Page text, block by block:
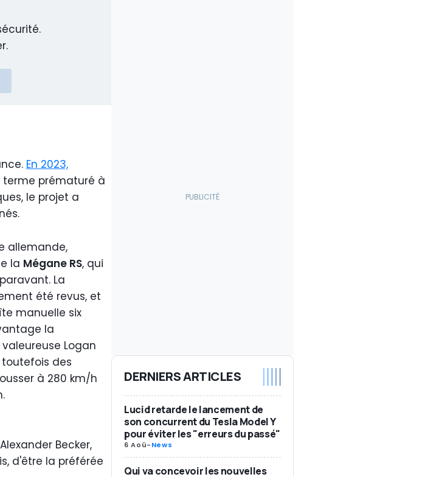
En 2023,
prématuré à
le projet a
allemande,
la Mégane RS, qui
La
été revus, et
manuelle six
la
Logan
des
à 280 km/h
Becker,
d'être la préférée
DERNIERS ARTICLES
Lucid retarde le lancement de
son concurrent du Tesla Model Y
pour éviter les "erreurs du passé"
6 Aoû-News
Qui va concevoir les nouvelles